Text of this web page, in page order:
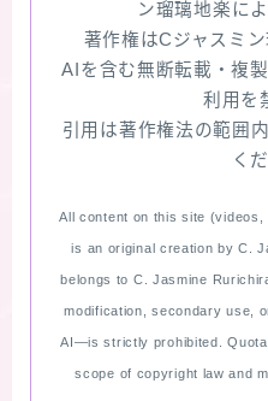
ン瑠璃地楽に
著作権はCジャスミ
AIを含む無断転載・複
利用を
引用は著作権法の範囲
く
All content on this site
is an original creation by C.
belongs to C. Jasmine
modification, secondary use,
AI—is strictly prohibited.
scope of copyright law and